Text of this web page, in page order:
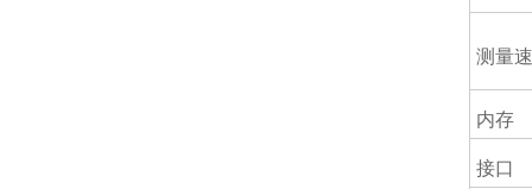
测量
内存
接口